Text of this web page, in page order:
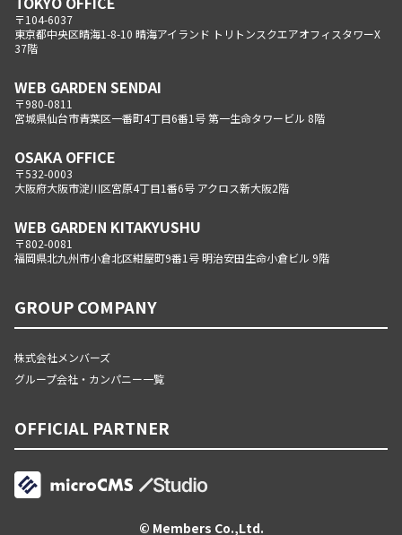
〒104-6037
東京都中央区晴海1-8-10 晴海アイランド トリトンスクエアオフィスタワーX
37階
WEB GARDEN SENDAI
〒980-0811
宮城県仙台市青葉区一番町4丁目6番1号 第一生命タワービル 8階
OSAKA OFFICE
〒532-0003
大阪府大阪市淀川区宮原4丁目1番6号 アクロス新大阪2階
WEB GARDEN KITAKYUSHU
〒802-0081
福岡県北九州市小倉北区紺屋町9番1号 明治安田生命小倉ビル 9階
GROUP COMPANY
株式会社メンバーズ
グループ会社・カンパニー一覧
OFFICIAL PARTNER
© Members Co.,Ltd.